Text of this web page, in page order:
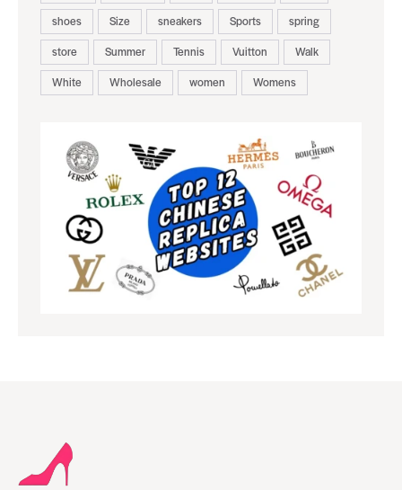
shoes
Size sneakers Sports
spring
store
Summer Tennis Vuitton
Walk
White
Wholesale women Womens